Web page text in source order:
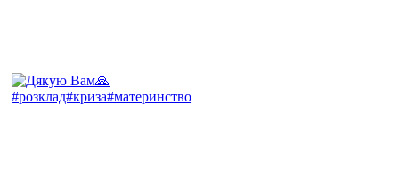
#розклад#криза#материнство